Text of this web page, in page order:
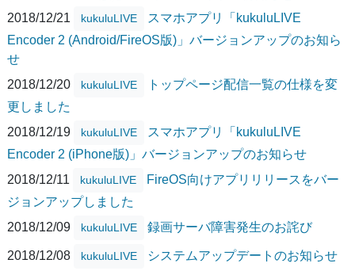
2018/12/21
kukuluLIVE
スマホアプリ「kukuluLIVE
Encoder 2 (Android/FireOS版)」バージョンアップのお知ら
せ
2018/12/20
kukuluLIVE
トップページ配信一覧の仕様を変
更しました
2018/12/19
kukuluLIVE
スマホアプリ「kukuluLIVE
Encoder 2 (iPhone版)」バージョンアップのお知らせ
2018/12/11
kukuluLIVE
FireOS向けアプリリリースをバー
ジョンアップしました
2018/12/09
kukuluLIVE 録画サーバ障害発生のお詫び
2018/12/08 kukuluLIVE システムアップデートのお知らせ